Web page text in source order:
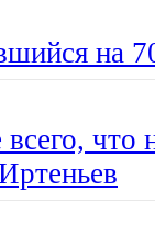
на
что